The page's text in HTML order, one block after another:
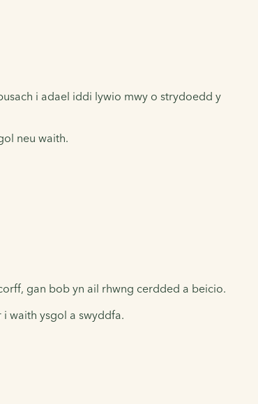
i adael iddi lywio mwy o strydoedd y
neu waith.
gan bob yn ail rhwng cerdded a beicio.
waith ysgol a swyddfa.